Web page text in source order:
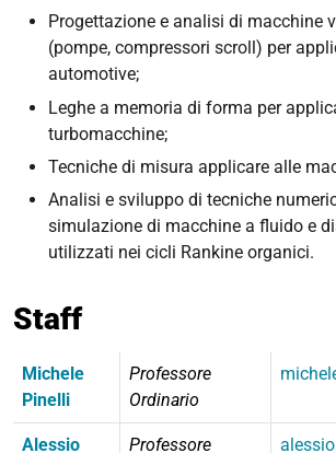
Progettazione e analisi di macchine
(pompe, compressori scroll) per
automotive;
Leghe a memoria di forma per
turbomacchine;
Tecniche di misura applicare alle
Analisi e sviluppo di tecniche
simulazione di macchine a fluido e
utilizzati nei cicli Rankine organici.
Staff
Michele
Pinelli
Professore
Ordinario
Alessio Professore